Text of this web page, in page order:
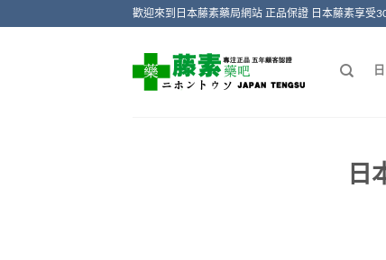
歡迎來到日本藤素藥局網站 正品保證 日本藤素享受
日